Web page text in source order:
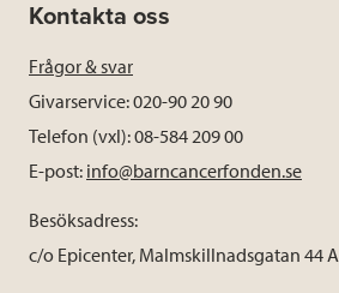
Kontakta oss
Frågor & svar
Givarservice: 020-90 20 90
Telefon (vxl): 08-584 209 00
E-post: info@barncancerfonden.se
Besöksadress:
c/o Epicenter, Malmskillnadsgatan 44 A